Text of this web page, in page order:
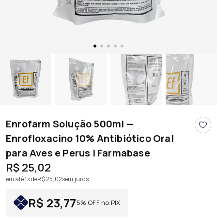
Enrofarm Solução 500ml —
Enrofloxacino 10% Antibiótico Oral
para Aves e Perus | Farmabase
R$ 25,02
em até 1x deR$ 25,02sem juros
R$ 23,775% OFF no PIX